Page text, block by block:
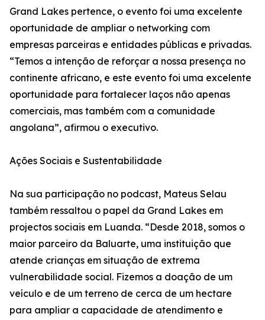
Grand Lakes pertence, o evento foi uma excelente
oportunidade de ampliar o networking com
empresas parceiras e entidades públicas e privadas.
“Temos a intenção de reforçar a nossa presença no
continente africano, e este evento foi uma excelente
oportunidade para fortalecer laços não apenas
comerciais, mas também com a comunidade
angolana”, afirmou o executivo.
Ações Sociais e Sustentabilidade
Na sua participação no podcast, Mateus Selau
também ressaltou o papel da Grand Lakes em
projectos sociais em Luanda. “Desde 2018, somos o
maior parceiro da Baluarte, uma instituição que
atende crianças em situação de extrema
vulnerabilidade social. Fizemos a doação de um
veículo e de um terreno de cerca de um hectare
para ampliar a capacidade de atendimento e